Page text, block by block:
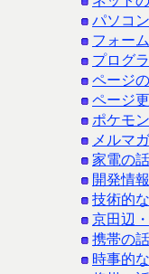
パソコ
フォー
プログ
ページ
ページ
ポケモ
メルマ
家電の
開発情
技術的
京田辺
携帯の
時事的